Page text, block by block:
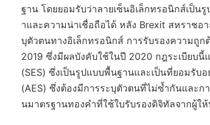
ฐาน โดยยอมรับว่าลายเซ็นอิเล็กทรอนิกส์เป็น
าและความน่าเชื่อถือได้ หลัง Brexit สหราชอ
บุตัวตนทางอิเล็กทรอนิกส์ การรับรองความถู
2019 ซึ่งมีผลบังคับใช้ในปี 2020 กฎระเบียบนี้
(SES) ซึ่งเป็นรูปแบบพื้นฐานและเป็นที่ยอมรับ
(AES) ซึ่งต้องมีการระบุตัวตนที่ไม่ซ้ำกันและก
นมาตรฐานทองคำที่ใช้ใบรับรองดิจิทัลจากผู้ใ